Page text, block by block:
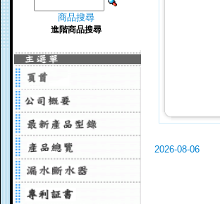
商品搜尋
進階商品搜尋
2026-08-06